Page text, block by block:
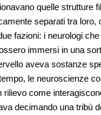
quelle strutture
separati tra loro,
fazioni: i neurologi
immersi in una
aveva sostanze
le neuroscienze
come
decimando una tribù